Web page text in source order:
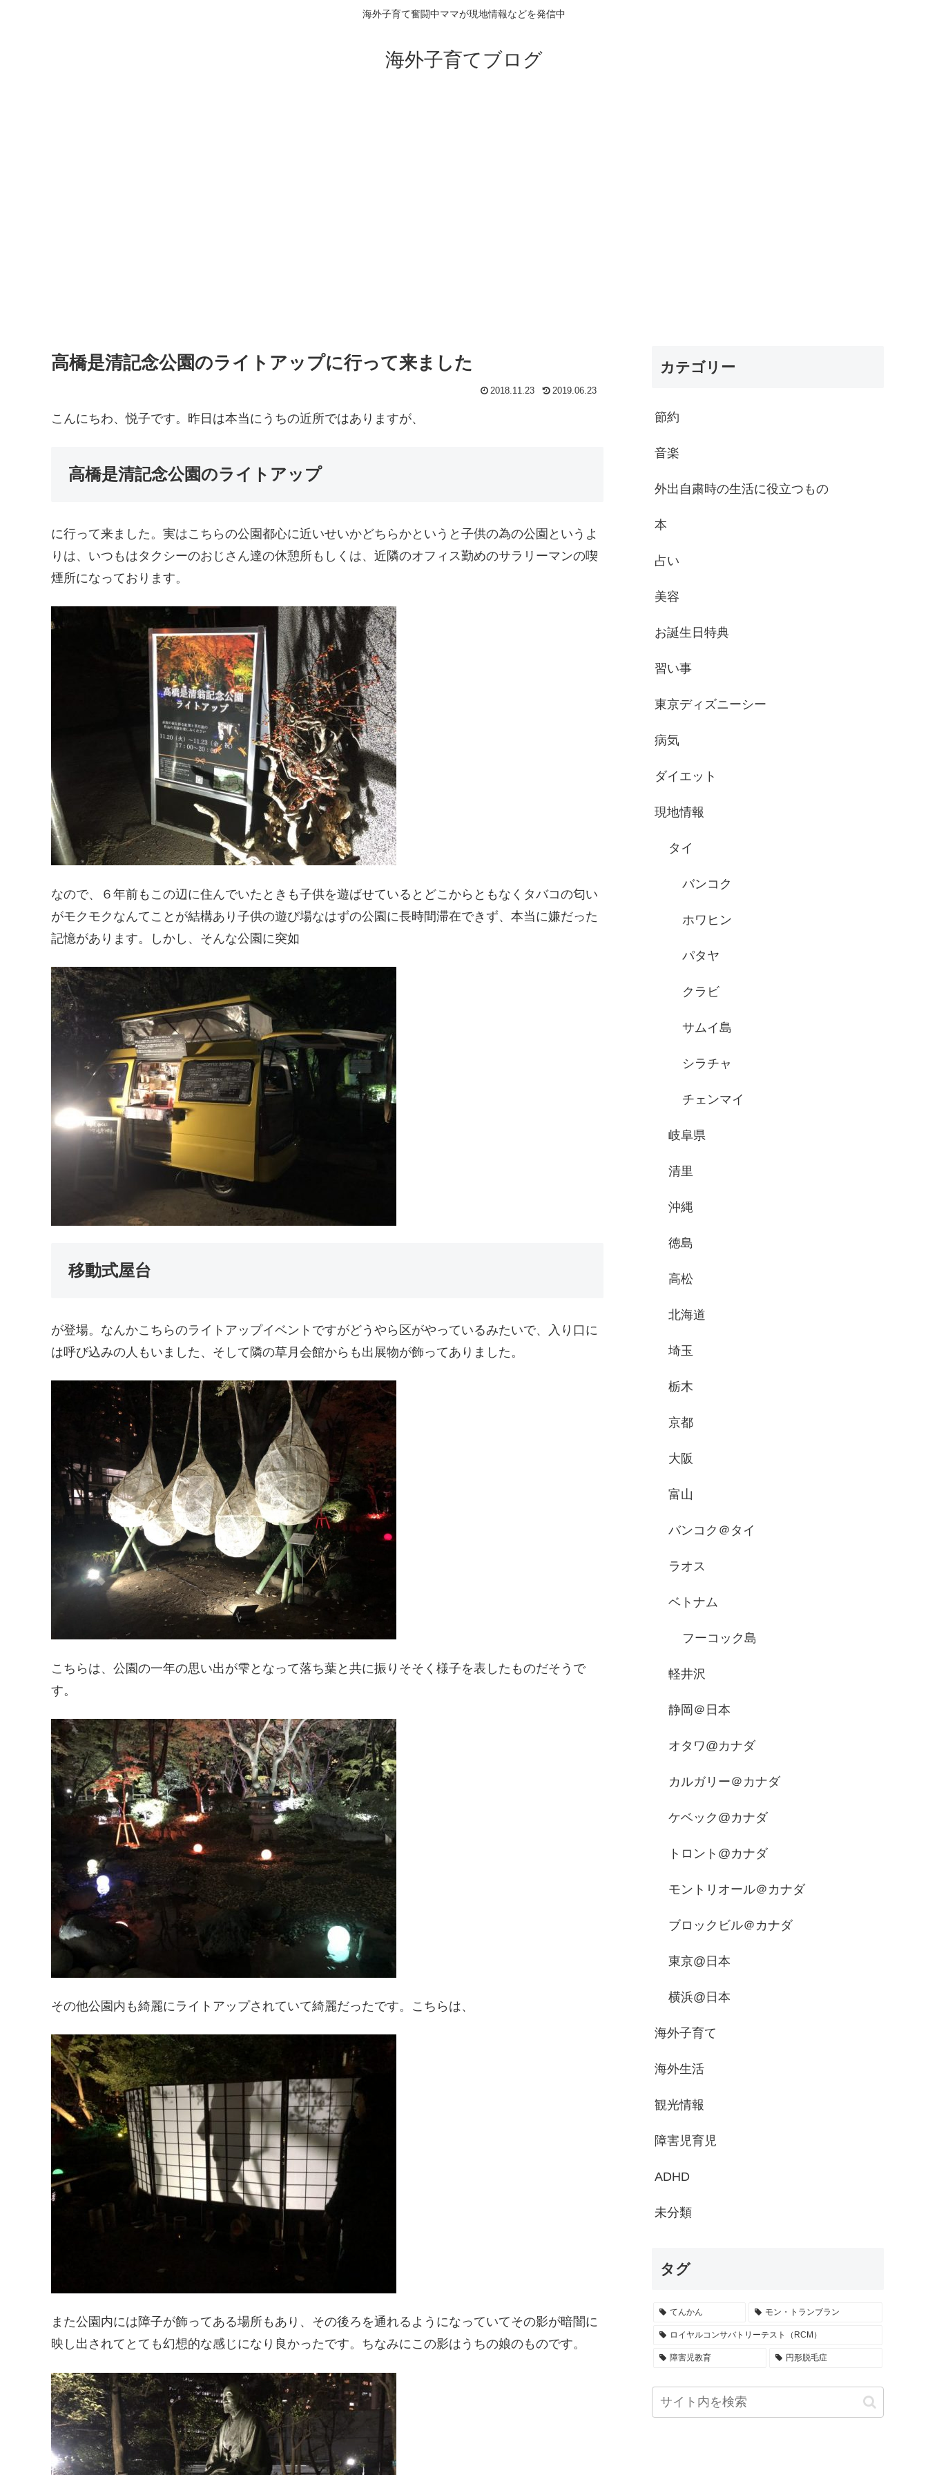
海外子育て奮闘中ママが現地情報などを発信中
海外子育てブログ
高橋是清記念公園のライトアップに行って来ました
2018.11.23 2019.06.23
こんにちわ、悦子です。昨日は本当にうちの近所ではありますが、
高橋是清記念公園のライトアップ
に行って来ました。実はこちらの公園都心に近いせいかどちらかというと子供の為の公園というよ
りは、いつもはタクシーのおじさん達の休憩所もしくは、近隣のオフィス勤めのサラリーマンの喫
煙所になっております。
なので、６年前もこの辺に住んでいたときも子供を遊ばせているとどこからともなくタバコの匂い
がモクモクなんてことが結構あり子供の遊び場なはずの公園に長時間滞在できず、本当に嫌だった
記憶があります。しかし、そんな公園に突如
移動式屋台
が登場。なんかこちらのライトアップイベントですがどうやら区がやっているみたいで、入り口に
は呼び込みの人もいました、そして隣の草月会館からも出展物が飾ってありました。
こちらは、公園の一年の思い出が雫となって落ち葉と共に振りそそく様子を表したものだそうで
す。
その他公園内も綺麗にライトアップされていて綺麗だったです。こちらは、
また公園内には障子が飾ってある場所もあり、その後ろを通れるようになっていてその影が暗闇に
映し出されてとても幻想的な感じになり良かったです。ちなみにこの影はうちの娘のものです。
カテゴリー
節約
音楽
外出自粛時の生活に役立つもの
本
占い
美容
お誕生日特典
習い事
東京ディズニーシー
病気
ダイエット
現地情報
タイ
バンコク
ホワヒン
パタヤ
クラビ
サムイ島
シラチャ
チェンマイ
岐阜県
清里
沖縄
徳島
高松
北海道
埼玉
栃木
京都
大阪
富山
バンコク＠タイ
ラオス
ベトナム
フーコック島
軽井沢
静岡＠日本
オタワ@カナダ
カルガリー＠カナダ
ケベック@カナダ
トロント@カナダ
モントリオール＠カナダ
ブロックビル＠カナダ
東京@日本
横浜@日本
海外子育て
海外生活
観光情報
障害児育児
ADHD
未分類
タグ
てんかん モン・トランブラン
ロイヤルコンサバトリーテスト（RCM）
障害児教育 円形脱毛症